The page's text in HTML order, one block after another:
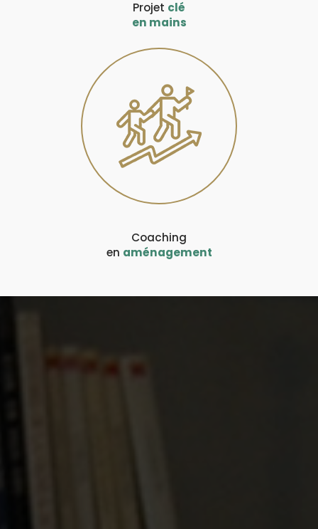
Projet clé
en mains
Coaching
en aménagement